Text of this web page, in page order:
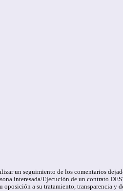
un seguimiento de los comentarios
interesada/Ejecución de un contrato
a su tratamiento, transparencia